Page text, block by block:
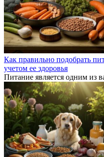
Как правильно подобрать
учетом ее здоровья
Питание является одним из